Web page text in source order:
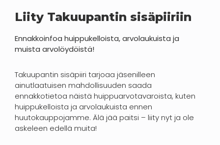
Liity Takuupantin sisäpiiriin
Ennakkoinfoa huippukelloista, arvolaukuista ja
muista arvolöydöistä!
Takuupantin sisäpiiri tarjoaa jäsenilleen
ainutlaatuisen mahdollisuuden saada
ennakkotietoa näistä huippuarvotavaroista, kuten
huippukelloista ja arvolaukuista ennen
huutokauppojamme. Älä jää paitsi – liity nyt ja ole
askeleen edellä muita!